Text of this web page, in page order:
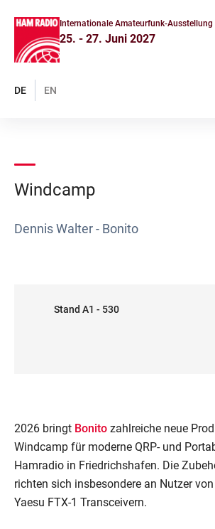
Internationale Amateurfunk-Ausstellung
25. - 27. Juni 2027
DE EN
Windcamp
Dennis Walter - Bonito
Stand A1 - 530
2026 bringt Bonito zahlreiche neue
Windcamp für moderne QRP- und
Hamradio in Friedrichshafen. Die
richten sich insbesondere an Nutzer
Yaesu FTX-1 Transceivern.